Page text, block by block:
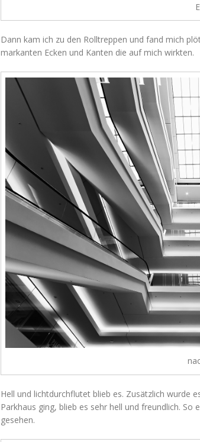
Dann kam ich zu den Rolltreppen und fand mich
markanten Ecken und Kanten die auf mich wirkten.
Hell und lichtdurchflutet blieb es. Zusätzlich wurde
Parkhaus ging, blieb es sehr hell und freundlich.
gesehen.